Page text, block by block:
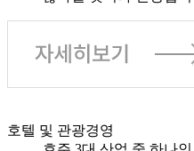
호텔 및 관광경영